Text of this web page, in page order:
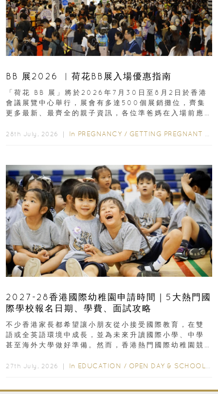
BB 展2026 ︳荷花BB展入場優惠指南
「荷花 BB 展」將於2026年7月30日至8月2日於香港
會議展覽中心舉行，展會有多達500個展銷攤位，齊集
更多最新、最齊全的親子資訊，各位準爸媽在入場前應
28th July, 2026 ｜ In PREGNANCY / GETTING PREGNANT
2027-28香港國際幼稚園申請時間｜5大熱門國
際學校報名日期、學費、面試攻略
不少香港家長都希望讓小朋友從小接受國際教育，在雙
語或全英語環境中成長，並為未來升讀國際小學、中學
甚至海外大學做好準備。然而，香港熱門國際幼稚園競
27th July, 2026 ｜ In EDUCATION / OPEN DAY & SCHOOL EVENTS